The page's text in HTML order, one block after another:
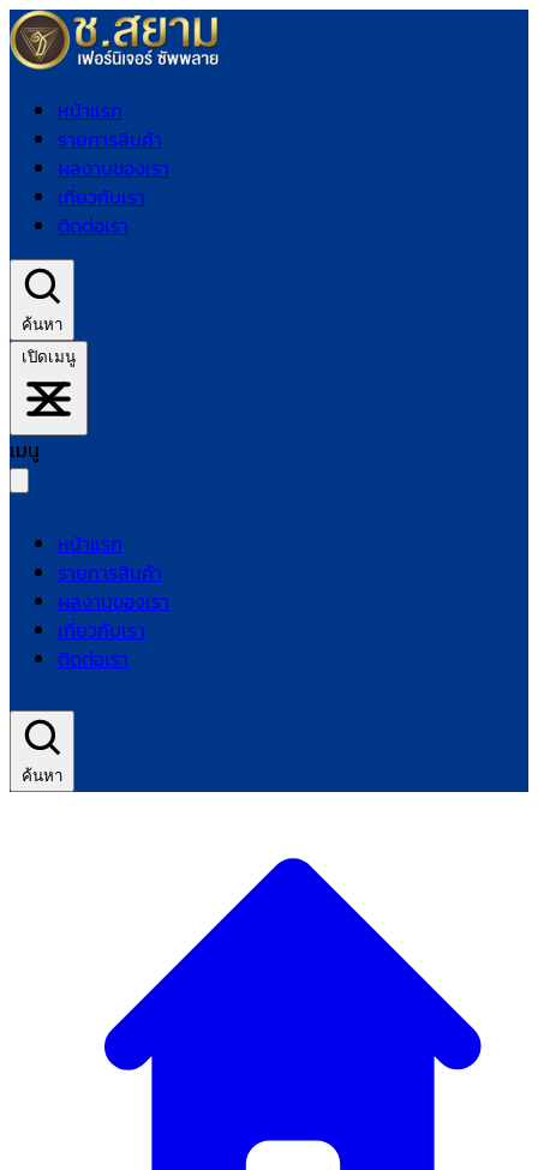
หน้าแรก
รายการสินค้า
ผลงานของเรา
เกี่ยวกับเรา
ติดต่อเรา
ค้นหา
เปิดเมนู
เมนู
หน้าแรก
รายการสินค้า
ผลงานของเรา
เกี่ยวกับเรา
ติดต่อเรา
ค้นหา